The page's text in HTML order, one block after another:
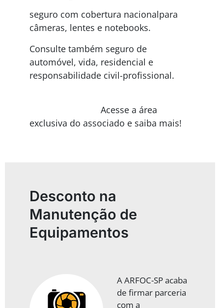
seguro com cobertura nacionalpara
câmeras, lentes e notebooks.
Consulte também seguro de
automóvel, vida, residencial e
responsabilidade civil-profissional.
Acesse a área
exclusiva do associado e saiba mais!
Desconto na
Manutenção de
Equipamentos
A ARFOC-SP acaba
de firmar parceria
com a